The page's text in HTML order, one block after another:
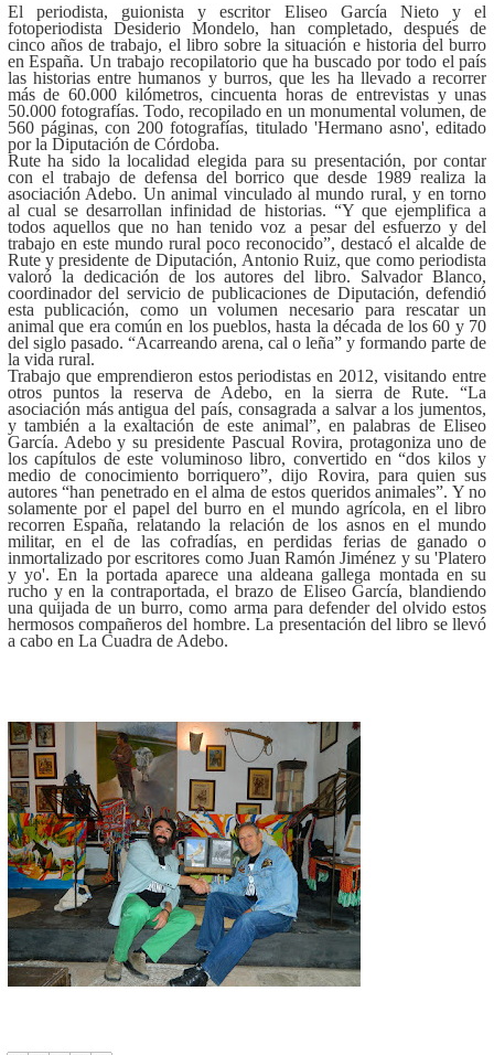
El periodista, guionista y escritor Eliseo García Nieto y el
fotoperiodista Desiderio Mondelo, han completado, después de
cinco años de trabajo, el libro sobre la situación e historia del burro
en España. Un trabajo recopilatorio que ha buscado por todo el país
las historias entre humanos y burros, que les ha llevado a recorrer
más de 60.000 kilómetros, cincuenta horas de entrevistas y unas
50.000 fotografías. Todo, recopilado en un monumental volumen, de
560 páginas, con 200 fotografías, titulado 'Hermano asno', editado
por la Diputación de Córdoba.
Rute ha sido la localidad elegida para su presentación, por contar
con el trabajo de defensa del borrico que desde 1989 realiza la
asociación Adebo. Un animal vinculado al mundo rural, y en torno
al cual se desarrollan infinidad de historias. “Y que ejemplifica a
todos aquellos que no han tenido voz a pesar del esfuerzo y del
trabajo en este mundo rural poco reconocido”, destacó el alcalde de
Rute y presidente de Diputación, Antonio Ruiz, que como periodista
valoró la dedicación de los autores del libro. Salvador Blanco,
coordinador del servicio de publicaciones de Diputación, defendió
esta publicación, como un volumen necesario para rescatar un
animal que era común en los pueblos, hasta la década de los 60 y 70
del siglo pasado. “Acarreando arena, cal o leña” y formando parte de
la vida rural.
Trabajo que emprendieron estos periodistas en 2012, visitando entre
otros puntos la reserva de Adebo, en la sierra de Rute. “La
asociación más antigua del país, consagrada a salvar a los jumentos,
y también a la exaltación de este animal”, en palabras de Eliseo
García. Adebo y su presidente Pascual Rovira, protagoniza uno de
los capítulos de este voluminoso libro, convertido en “dos kilos y
medio de conocimiento borriquero”, dijo Rovira, para quien sus
autores “han penetrado en el alma de estos queridos animales”. Y no
solamente por el papel del burro en el mundo agrícola, en el libro
recorren España, relatando la relación de los asnos en el mundo
militar, en el de las cofradías, en perdidas ferias de ganado o
inmortalizado por escritores como Juan Ramón Jiménez y su 'Platero
y yo'. En la portada aparece una aldeana gallega montada en su
rucho y en la contraportada, el brazo de Eliseo García, blandiendo
una quijada de un burro, como arma para defender del olvido estos
hermosos compañeros del hombre. La presentación del libro se llevó
a cabo en La Cuadra de Adebo.